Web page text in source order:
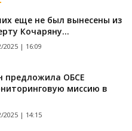
еще не был вынесены из
Кочаряну...
2025 | 16:09
предложила ОБСЕ
миссию в
2025 | 14:15